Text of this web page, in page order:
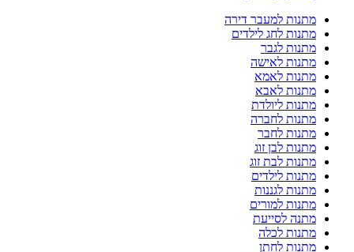
מתנות למעבר דירה
מתנות לחג לילדים
מתנות לגבר
מתנות לאישה
מתנות לאמא
מתנות לאבא
מתנות ליולדת
מתנות לחברה
מתנות לחבר
מתנות לבן זוג
מתנות לבת זוג
מתנות לילדים
מתנות לגננות
מתנות למורים
מתנה לסייעת
מתנות לכלה
מתנות לחתן